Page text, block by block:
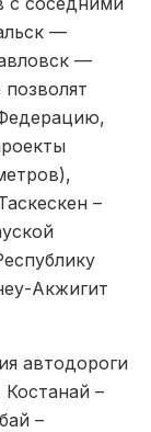
—
—
–
Акжигит
автодороги
–
–